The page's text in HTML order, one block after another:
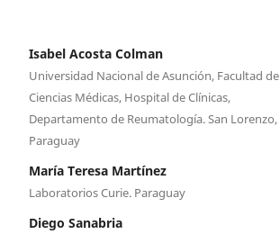
Isabel Acosta Colman
Universidad Nacional de Asunción, Facultad de
Ciencias Médicas, Hospital de Clínicas,
Departamento de Reumatología. San Lorenzo,
Paraguay
María Teresa Martínez
Laboratorios Curie. Paraguay
Diego Sanabria